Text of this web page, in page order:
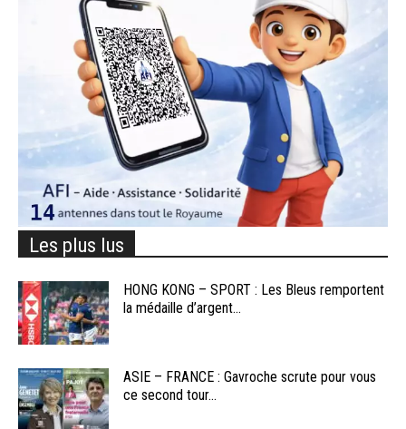
Les plus lus
HONG KONG – SPORT : Les Bleus remportent
la médaille d’argent...
ASIE – FRANCE : Gavroche scrute pour vous
ce second tour...